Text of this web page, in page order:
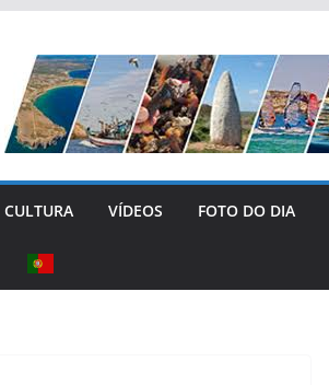
CULTURA VÍDEOS FOTO DO DIA